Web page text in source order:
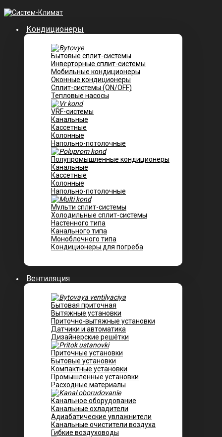
Кондиционеры
Бытовые сплит-системы
Инверторные сплит-системы
Мобильные кондиционеры
Оконные кондиционеры
Сплит-системы (ON/OFF)
Тепловые насосы
VRF-системы
Канальные
Касcетные
Колонные
Напольно-потолочные
Полупромышленные кондиционеры
Канальные
Кассетные
Колонные
Напольно-потолочные
Мульти сплит-системы
Холодильные сплит-системы
Настенного типа
Канального типа
Моноблочного типа
Кондиционеры для погреба
Вентиляция
Бытовая приточная
Вытяжные установки
Приточно-вытяжные установки
Датчики и автоматика
Дизайнерские решётки
Приточные установки
Бытовые установки
Компактные установки
Промышленные установки
Расходные материалы
Канальное оборудование
Канальные охладители
Адиабатические увлажнители
Канальные очистители воздуха
Гибкие воздуховоды